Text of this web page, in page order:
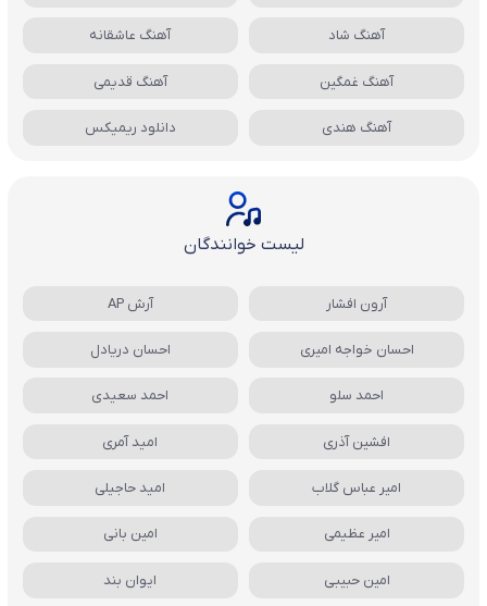
آهنگ شاد آهنگ عاشقانه
آهنگ غمگین آهنگ قدیمی
آهنگ هندی دانلود ریمیکس
لیست خوانندگان
آرون افشار آرش AP
احسان خواجه امیری احسان دریادل
احمد سلو احمد سعیدی
افشین آذری امید آمری
امیر عباس گلاب امید حاجیلی
امیر عظیمی امین بانی
امین حبیبی ایوان بند